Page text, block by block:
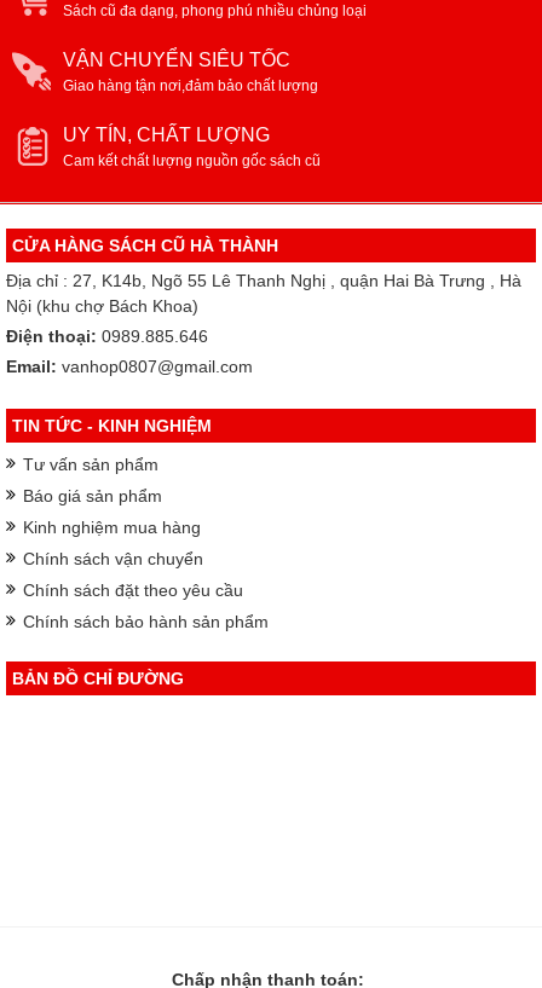
Sách cũ đa dạng, phong phú nhiều chủng loại
VẬN CHUYỂN SIÊU TỐC
Giao hàng tận nơi,đảm bảo chất lượng
UY TÍN, CHẤT LƯỢNG
Cam kết chất lượng nguồn gốc sách cũ
CỬA HÀNG SÁCH CŨ HÀ THÀNH
Địa chỉ : 27, K14b, Ngõ 55 Lê Thanh Nghị , quận Hai Bà Trưng , Hà
Nội (khu chợ Bách Khoa)
Điện thoại: 0989.885.646
Email: vanhop0807@gmail.com
TIN TỨC - KINH NGHIỆM
Tư vấn sản phẩm
Báo giá sản phẩm
Kinh nghiệm mua hàng
Chính sách vận chuyển
Chính sách đặt theo yêu cầu
Chính sách bảo hành sản phẩm
BẢN ĐỒ CHỈ ĐƯỜNG
Chấp nhận thanh toán: